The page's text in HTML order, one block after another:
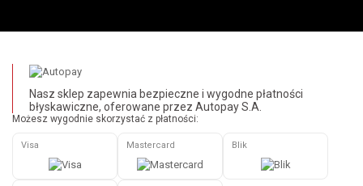
Nasz sklep zapewnia bezpieczne i wygodne płatności
błyskawiczne, oferowane przez Autopay S.A.
Możesz wygodnie skorzystać z płatności:
Visa Mastercard Blik